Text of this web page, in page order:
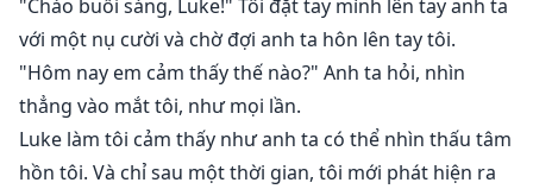
"Chào buổi sáng, Luke!" Tôi đặt tay mình lên tay anh ta
với một nụ cười và chờ đợi anh ta hôn lên tay tôi.
"Hôm nay em cảm thấy thế nào?" Anh ta hỏi, nhìn
thẳng vào mắt tôi, như mọi lần.
Luke làm tôi cảm thấy như anh ta có thể nhìn thấu tâm
hồn tôi. Và chỉ sau một thời gian, tôi mới phát hiện ra